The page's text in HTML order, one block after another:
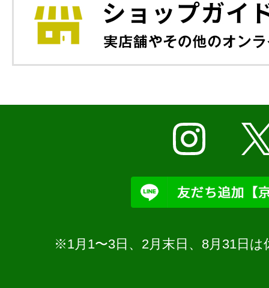
※1月1〜3日、2月末日、8月31日